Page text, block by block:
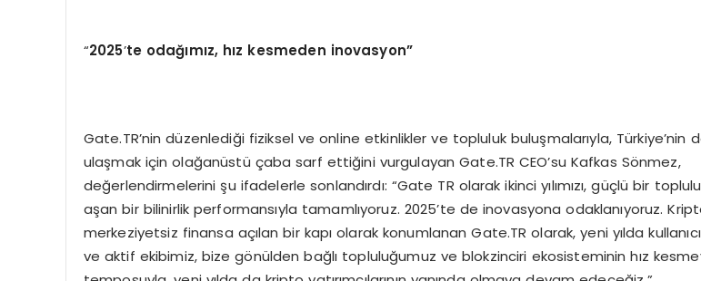
“2025’te odağımız, hız kesmeden inovasyon”
Gate.TR’nin düzenlediği fiziksel ve online etkinlikler ve topluluk buluşmalarıyla, Türkiye’nin
ulaşmak için olağanüstü çaba sarf ettiğini vurgulayan Gate.TR CEO’su Kafkas Sönmez,
değerlendirmelerini şu ifadelerle sonlandırdı: “Gate TR olarak ikinci yılımızı, güçlü bir
aşan bir bilinirlik performansıyla tamamlıyoruz. 2025’te de inovasyona odaklanıyoruz.
merkeziyetsiz finansa açılan bir kapı olarak konumlanan Gate.TR olarak, yeni yılda
ve aktif ekibimiz, bize gönülden bağlı topluluğumuz ve blokzinciri ekosisteminin hız